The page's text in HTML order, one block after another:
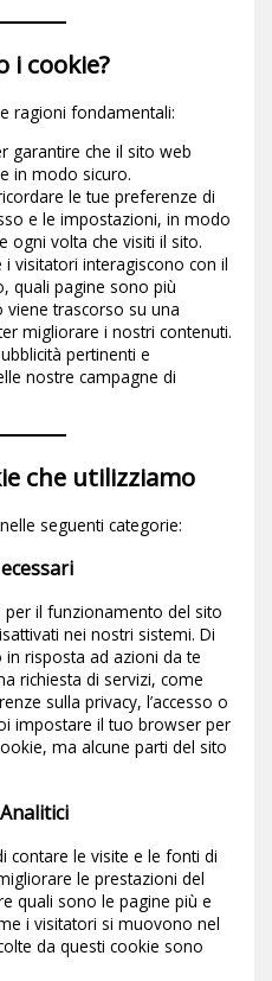
i cookie?
ragioni fondamentali:
garantire che il sito web
in modo sicuro.
le tue preferenze di
e le impostazioni, in modo
ogni volta che visiti il sito.
i visitatori interagiscono con il
quali pagine sono più
trascorso su una
migliorare i nostri contenuti.
pertinenti e
nostre campagne di
che utilizziamo
seguenti categorie:
il funzionamento del sito
nei nostri sistemi. Di
risposta ad azioni da te
richiesta di servizi, come
sulla privacy, l’accesso o
impostare il tuo browser per
ma alcune parti del sito
contare le visite e le fonti di
le prestazioni del
quali sono le pagine più e
i visitatori si muovono nel
da questi cookie sono